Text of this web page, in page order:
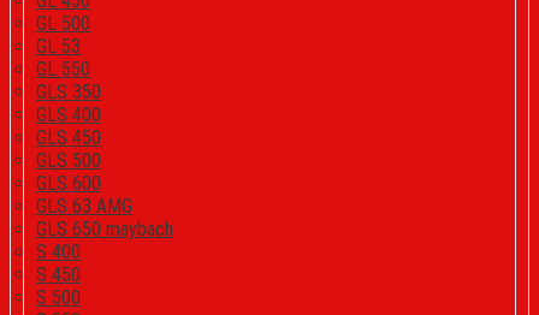
GL 500
GL 53
GL 550
GLS 350
GLS 400
GLS 450
GLS 500
GLS 600
GLS 63 AMG
GLS 650 maybach
S 400
S 450
S 500